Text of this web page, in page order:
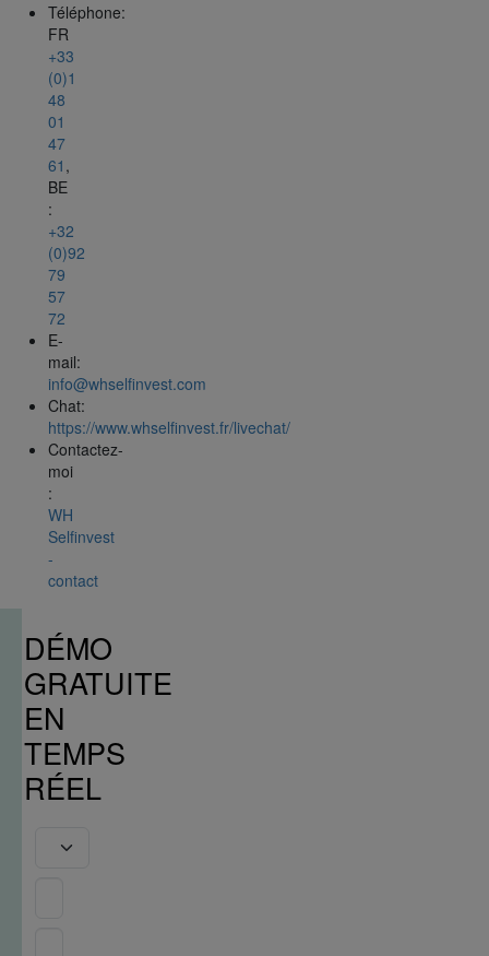
Téléphone:
FR
+33
(0)1
48
01
47
61 ,
BE
:
+32
(0)92
79
57
72
E-
mail:
info@whselfinvest.com
Chat:
https://www.whselfinvest.fr/livechat/
Contactez-
moi
:
WH
Selfinvest
-
contact
DÉMO
GRATUITE
EN
TEMPS
RÉEL